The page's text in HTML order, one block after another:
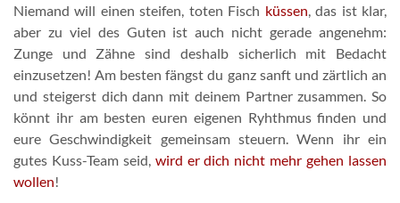
Niemand will einen steifen, toten Fisch küssen, das ist klar,
aber zu viel des Guten ist auch nicht gerade angenehm:
Zunge und Zähne sind deshalb sicherlich mit Bedacht
einzusetzen! Am besten fängst du ganz sanft und zärtlich an
und steigerst dich dann mit deinem Partner zusammen. So
könnt ihr am besten euren eigenen Ryhthmus finden und
eure Geschwindigkeit gemeinsam steuern. Wenn ihr ein
gutes Kuss-Team seid, wird er dich nicht mehr gehen lassen
wollen!